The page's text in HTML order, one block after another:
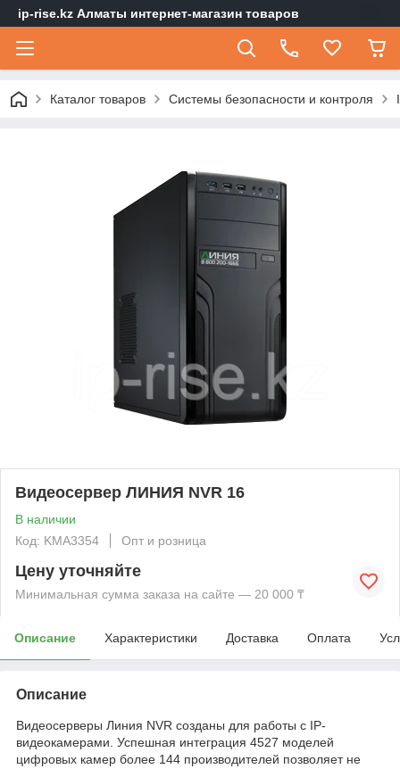
ip-rise.kz Алматы интернет-магазин товаров
Каталог товаров Системы безопасности и контроля
Видеосервер ЛИНИЯ NVR 16
В наличии
Код: KMА3354
Опт и розница
Цену уточняйте
Минимальная сумма заказа на сайте — 20 000 ₸
Описание Характеристики Доставка Оплата
Описание
Видеосерверы Линия NVR созданы для работы с IP-
видеокамерами. Успешная интеграция 4527 моделей
цифровых камер более 144 производителей позволяет не